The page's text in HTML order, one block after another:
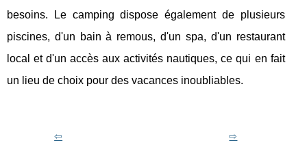
besoins. Le camping dispose également de plusieurs
piscines, d'un bain à remous, d'un spa, d'un restaurant
local et d'un accès aux activités nautiques, ce qui en fait
un lieu de choix pour des vacances inoubliables.